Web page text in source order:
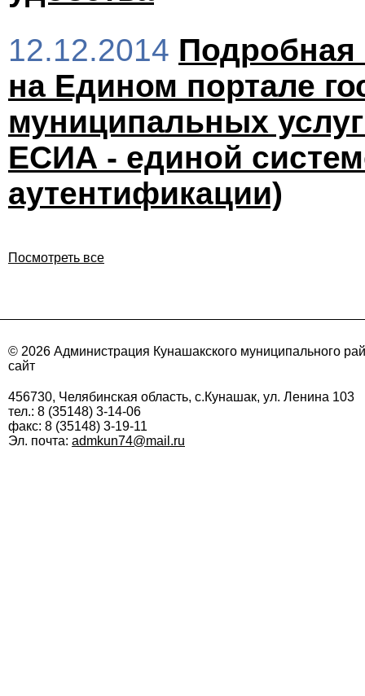
12.12.2014 Подробная
на Едином портале
муниципальных
ЕСИА - единой
аутентификации)
Посмотреть все
© 2026 Администрация Кунашакского муниципального
сайт
456730, Челябинская область, с.Кунашак, ул. Ленина 103
тел.: 8 (35148) 3-14-06
факс: 8 (35148) 3-19-11
Эл. почта: admkun74@mail.ru